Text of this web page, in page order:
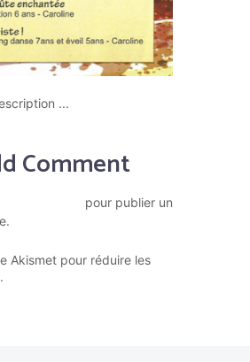
...
Comment
pour publier un
Akismet pour réduire les